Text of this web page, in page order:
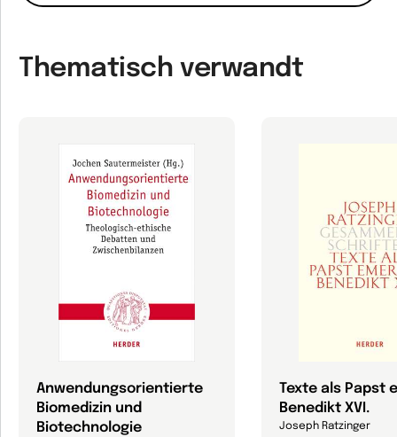
Thematisch verwandt
Anwendungsorientierte
Biomedizin und
Biotechnologie
Texte als Papst
Benedikt XVI.
Joseph Ratzinger